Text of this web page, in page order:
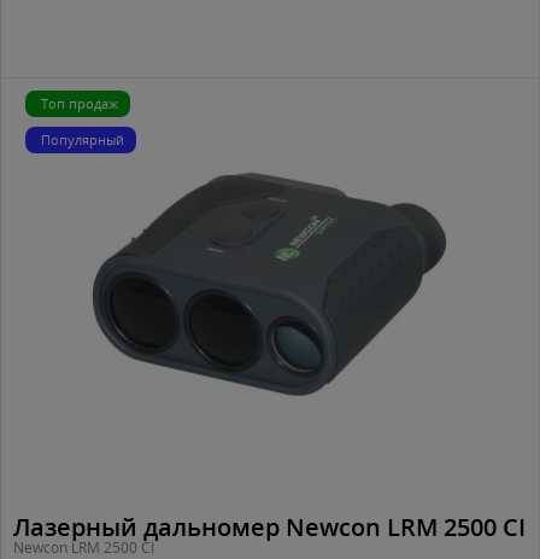
Топ продаж
Популярный
Лазерный дальномер Newcon LRM 2500 CI
Newcon LRM 2500 CI